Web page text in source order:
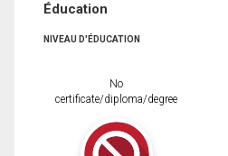
Éducation
NIVEAU D'ÉDUCATION
No
certificate/diploma/degree